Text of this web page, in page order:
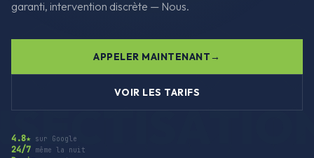
garanti, intervention discrète — Nous.
APPELER MAINTENANT
VOIR LES TARIFS
4.8★ sur Google
24/7 même la nuit